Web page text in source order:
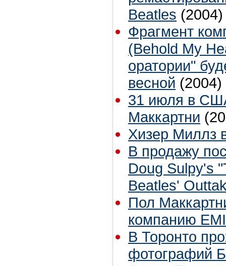
Beatles (2004)
Фрагмент
(Behold My
оратории"
весной (2004)
31 июля в
Маккартни
Хизер Миллз
В продажу
Doug Sulpy's
Beatles'
Пол
компанию EMI
В Торонто
фотографий